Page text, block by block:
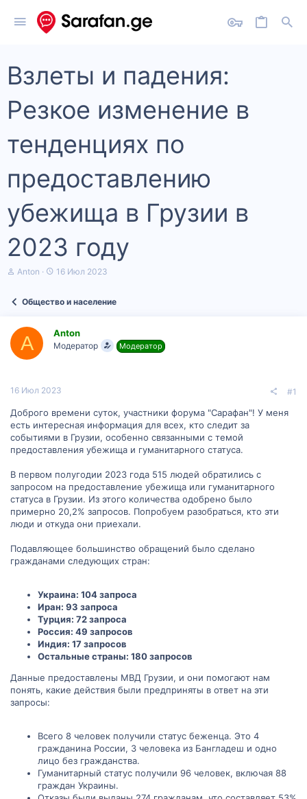
Взлеты и падения:
Резкое изменение в
тенденциях по
предоставлению
убежища в Грузии в
2023 году
А
т
м
ы
Anton
Д
а
ч
а
16 Июл 2023
Общество и население
A Anton
Модератор Модератор
16 Июл 2023 #1
Доброго времени суток, участники форума "Сарафан"! У меня
есть интересная информация для всех, кто следит за
событиями в Грузии, особенно связанными с темой
предоставления убежища и гуманитарного статуса.
В первом полугодии 2023 года 515 людей обратились с
запросом на предоставление убежища или гуманитарного
статуса в Грузии. Из этого количества одобрено было
примерно 20,2% запросов. Попробуем разобраться, кто эти
люди и откуда они приехали.
Подавляющее большинство обращений было сделано
гражданами следующих стран:
Украина: 104 запроса
Иран: 93 запроса
Турция: 72 запроса
Россия: 49 запросов
Индия: 17 запросов
Остальные страны: 180 запросов
Данные предоставлены МВД Грузии, и они помогают нам
понять, какие действия были предприняты в ответ на эти
запросы:
Всего 8 человек получили статус беженца. Это 4
гражданина России, 3 человека из Бангладеш и одно
лицо без гражданства.
Гуманитарный статус получили 96 человек, включая 88
граждан Украины.